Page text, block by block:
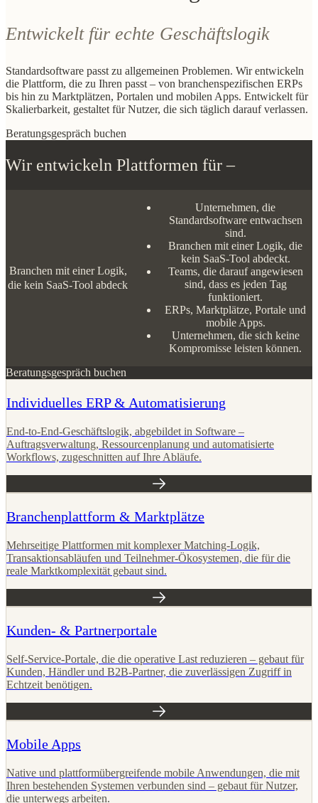
Entwickelt für echte Geschäftslogik
Standardsoftware passt zu allgemeinen Problemen. Wir entwickeln
die Plattform, die zu Ihren passt – von branchenspezifischen ERPs
bis hin zu Marktplätzen, Portalen und mobilen Apps. Entwickelt für
Skalierbarkeit, gestaltet für Nutzer, die sich täglich darauf verlassen.
Beratungsgespräch buchen
Wir entwickeln Plattformen für –
Branchen mit einer Logik,
die kein SaaS-Tool abdeckt.
Unternehmen, die
Standardsoftware entwachsen
sind.
Branchen mit einer Logik, die
kein SaaS-Tool abdeckt.
Teams, die darauf angewiesen
sind, dass es jeden Tag
funktioniert.
ERPs, Marktplätze, Portale und
mobile Apps.
Unternehmen, die sich keine
Kompromisse leisten können.
Beratungsgespräch buchen
Individuelles ERP & Automatisierung
End-to-End-Geschäftslogik, abgebildet in Software –
Auftragsverwaltung, Ressourcenplanung und automatisierte
Workflows, zugeschnitten auf Ihre Abläufe.
Branchenplattform & Marktplätze
Mehrseitige Plattformen mit komplexer Matching-Logik,
Transaktionsabläufen und Teilnehmer-Ökosystemen, die für die
reale Marktkomplexität gebaut sind.
Kunden- & Partnerportale
Self-Service-Portale, die die operative Last reduzieren – gebaut für
Kunden, Händler und B2B-Partner, die zuverlässigen Zugriff in
Echtzeit benötigen.
Mobile Apps
Native und plattformübergreifende mobile Anwendungen, die mit
Ihren bestehenden Systemen verbunden sind – gebaut für Nutzer,
die unterwegs arbeiten.